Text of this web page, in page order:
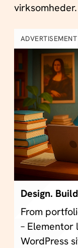
virksomheder.
ADVERTISEMENT
Design.
From
– Elementor
WordPress